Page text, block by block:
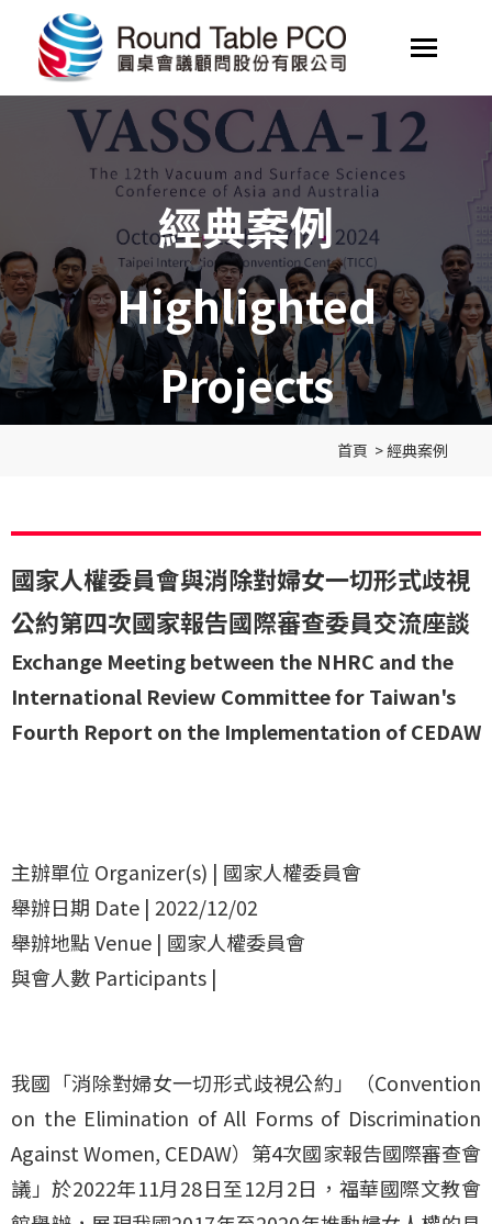
經典案例
Highlighted
Projects
首頁 >經典案例
國家人權委員會與消除對婦女一切形式歧視
公約第四次國家報告國際審查委員交流座談
Exchange Meeting between the NHRC and the
International Review Committee for Taiwan's
Fourth Report on the Implementation of CEDAW
主辦單位 Organizer(s) | 國家人權委員會
舉辦日期 Date | 2022/12/02
舉辦地點 Venue | 國家人權委員會
與會人數 Participants |
我國「消除對婦女一切形式歧視公約」（Convention
on the Elimination of All Forms of Discrimination
Against Women, CEDAW）第4次國家報告國際審查會
議」於2022年11月28日至12月2日，福華國際文教會